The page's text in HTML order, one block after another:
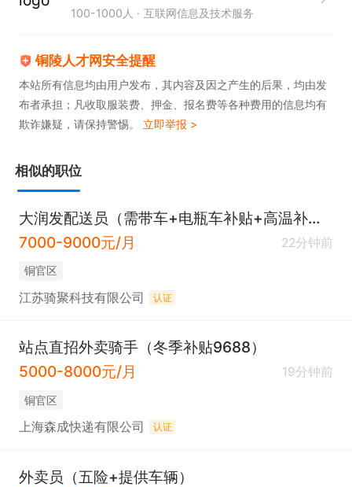
任职要求：
无案底
身体健康
人性化管理，期待您的加入~
100-1000人 互联网信息及技术服务
铜陵人才网安全提醒
本站所有信息均由用户发布，其内容及因之产生的后果，均由发
布者承担；凡收取服装费、押金、报名费等各种费用的信息均有
欺诈嫌疑，请保持警惕。 立即举报 >
相似的职位
大润发配送员（需带车+电瓶车补贴+高温补贴）
7000-9000元/月
22分钟前
铜官区
江苏骑聚科技有限公司 认证
站点直招外卖骑手（冬季补贴9688）
5000-8000元/月
19分钟前
铜官区
上海森成快递有限公司 认证
外卖员（五险+提供车辆）